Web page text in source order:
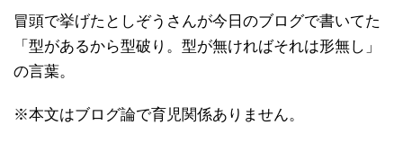
冒頭で挙げたとしぞうさんが今日のブログで書いてた
「型があるから型破り。型が無ければそれは形無し」
の言葉。
※本文はブログ論で育児関係ありません。